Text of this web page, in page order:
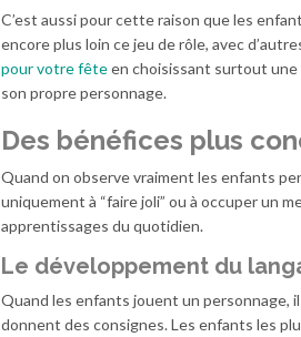
C’est aussi pour cette raison que les
encore plus loin ce jeu de rôle, avec
pour votre fêteen choisissant surtout
son propre personnage.
Des bénéfices plus
Quand on observe vraiment les enfants
uniquement à “faire joli” ou à occuper un
apprentissages du quotidien.
Le développement du
Quand les enfants jouent un personnage,
donnent des consignes. Les enfants les